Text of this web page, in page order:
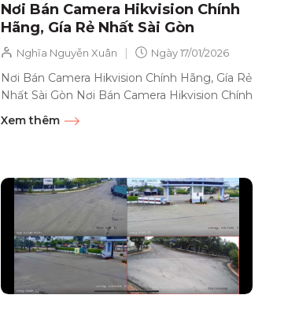
Nơi Bán Camera Hikvision Chính
Hãng, Gía Rẻ Nhất Sài Gòn
Nghĩa Nguyễn Xuân | Ngày17/01/2026
Nơi Bán Camera Hikvision Chính Hãng, Gía Rẻ
Nhất Sài Gòn Nơi Bán Camera Hikvision Chính
Hãng, Gía Rẻ Nhất Sài Gòn Camera Hikvision đã
Xem thêm